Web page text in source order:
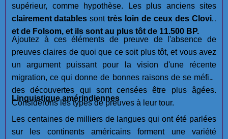
supérieur, comme hypothèse. Les plus anciens sites
clairement datables sont très loin de ceux des Clovis
et de Folsom, et ils sont au plus tôt de 11.500 BP.
Ajoutez à ces éléments de preuve de l'absence de
preuves claires de quoi que ce soit plus tôt, et vous avez
un argument puissant pour la vision d'une récente
migration, ce qui donne de bonnes raisons de se méfier
des découvertes qui sont censées être plus âgées.
Considérons les types de preuves à leur tour.
Linguistique amérindiennes
Les centaines de milliers de langues qui ont été parlées
sur les continents américains forment une variété